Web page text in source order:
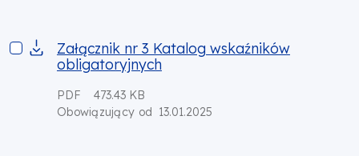
Załącznik nr 3 Katalog wskaźników obligatoryjnych
Załącznik nr 3 Katalog wskaźników
obligatoryjnych
PDF
473.43 KB
Obowiązujący od
13.01.2025